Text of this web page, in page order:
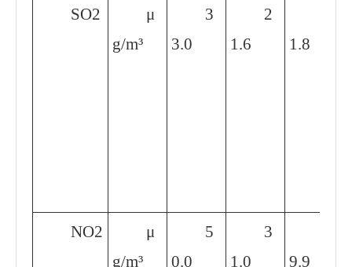
SO2
μ
g/m³
3
3.0
2
1.6
1.8
NO2
μ
g/m³
5
0.0
3
1.0
9.9